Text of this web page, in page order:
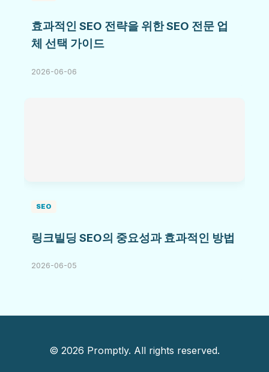
효과적인 SEO 전략을 위한 SEO 전문 업
체 선택 가이드
2026-06-06
SEO
링크빌딩 SEO의 중요성과 효과적인 방법
2026-06-05
© 2026 Promptly. All rights reserved.